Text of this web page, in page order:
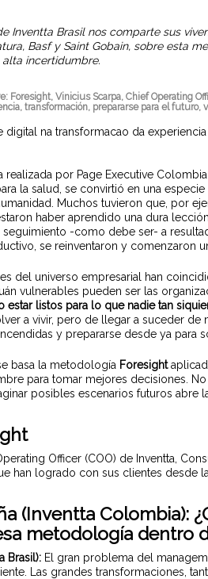
Inventta Brasil nos comparte sus
Basf y Saint Gobain, sobre esta
incertidumbre.
Foresight, Vinicius Scarpa, Chief Operating
transformación, prepararse para el futuro,
realizada por Page Executive
la salud, se convirtió en una
Muchos tuvieron que, por
haber aprendido una dura
-como debe ser- a
se reinventaron y comenzaron
del universo empresarial han
vulnerables pueden ser las
estar listos para lo que nadie tan
a vivir, pero de llegar a suceder
y prepararse desde ya para
basa la metodología Foresight
para tomar mejores decisiones.
posibles escenarios futuros abre
Officer (COO) de Inventta,
han logrado con sus clientes desde
(Inventta Colombia):
metodología dentro
Brasil): El gran problema del
Las grandes transformaciones,